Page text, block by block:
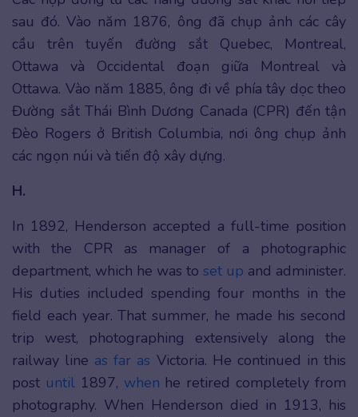
sau đó. Vào năm 1876, ông đã chụp ảnh các cây
cầu trên tuyến đường sắt Quebec, Montreal,
Ottawa và Occidental đoạn giữa Montreal và
Ottawa. Vào năm 1885, ông đi về phía tây dọc theo
Đường sắt Thái Bình Dương Canada (CPR) đến tận
Đèo Rogers ở British Columbia, nơi ông chụp ảnh
các ngọn núi và tiến độ xây dựng.
H.
In 1892, Henderson accepted a full-time position
with the CPR as manager of a photographic
department, which he was to set up and administer.
His duties included spending four months in the
field each year. That summer, he made his second
trip west, photographing extensively along the
railway line as far as Victoria. He continued in this
post until1897, when he retired completely from
photography. When Henderson died in 1913, his